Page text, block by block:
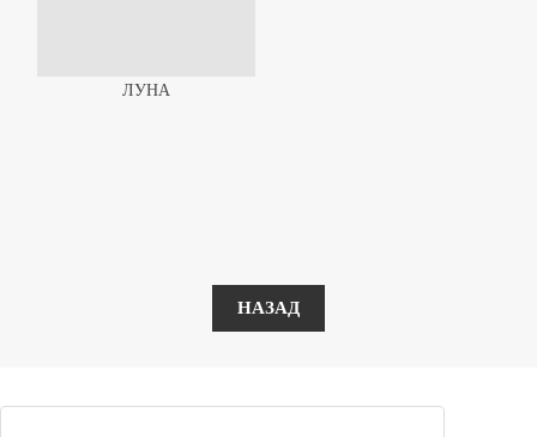
ЛУНА
НАЗАД